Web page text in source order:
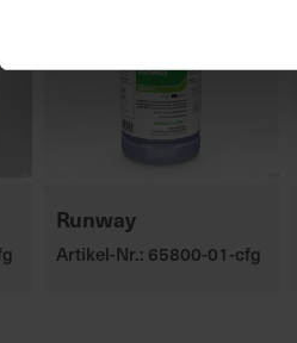
Runway
Artikel-Nr.: 65800-01-cfg